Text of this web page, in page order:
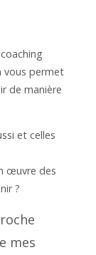
vous permet
de manière
et celles
œuvre des
?
mes